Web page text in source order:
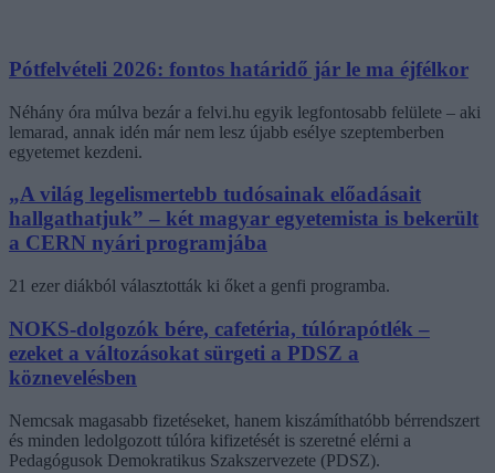
Pótfelvételi 2026: fontos határidő jár le ma éjfélkor
Néhány óra múlva bezár a felvi.hu egyik legfontosabb felülete – aki
lemarad, annak idén már nem lesz újabb esélye szeptemberben
egyetemet kezdeni.
„A világ legelismertebb tudósainak előadásait
hallgathatjuk” – két magyar egyetemista is bekerült
a CERN nyári programjába
21 ezer diákból választották ki őket a genfi programba.
NOKS-dolgozók bére, cafetéria, túlórapótlék –
ezeket a változásokat sürgeti a PDSZ a
köznevelésben
Nemcsak magasabb fizetéseket, hanem kiszámíthatóbb bérrendszert
és minden ledolgozott túlóra kifizetését is szeretné elérni a
Pedagógusok Demokratikus Szakszervezete (PDSZ).